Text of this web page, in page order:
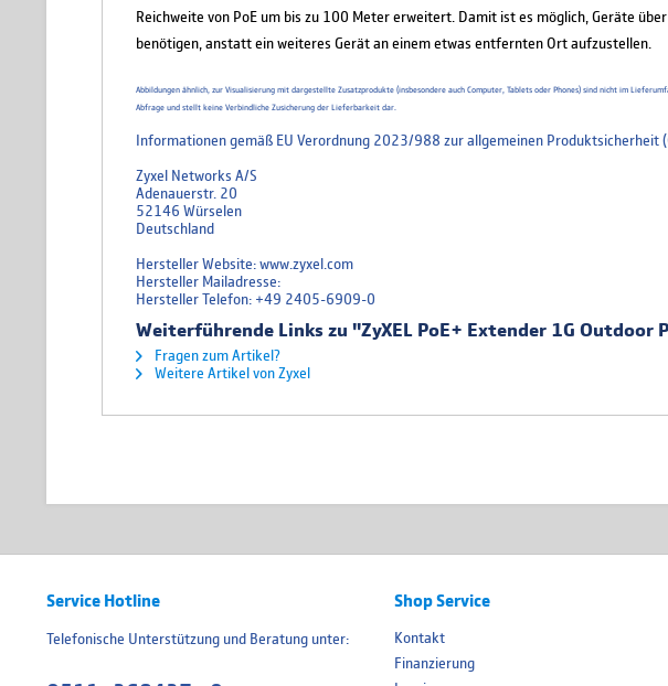
Reichweite von PoE um bis zu 100 Meter erweitert. Damit ist es möglich, Geräte
benötigen, anstatt ein weiteres Gerät an einem etwas entfernten Ort aufzustellen.
Abbildungen ähnlich, zur Visualisierung mit dargestellte Zusatzprodukte (insbesondere auch Computer, Tablets oder Phones) sind nicht im
Abfrage und stellt keine Verbindliche Zusicherung der Lieferbarkeit dar.
Informationen gemäß EU Verordnung 2023/988 zur allgemeinen Produktsicherheit
Zyxel Networks A/S
Adenauerstr. 20
52146 Würselen
Deutschland
Hersteller Website: www.zyxel.com
Hersteller Mailadresse:
Hersteller Telefon: +49 2405-6909-0
Weiterführende Links zu "ZyXEL PoE+ Extender 1G Outdoor
Fragen zum Artikel?
Weitere Artikel von Zyxel
Service Hotline
Telefonische Unterstützung und Beratung unter:
Shop Service
Kontakt
Finanzierung